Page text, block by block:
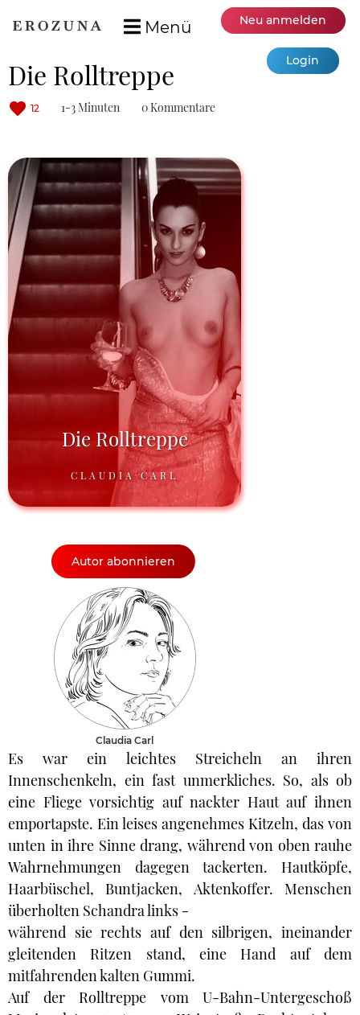
Menü Neu anmelden
Login
Die Rolltreppe
12 1-3 Minuten 0 Kommentare
Die Rolltreppe
CLAUDIA CARL
Autor abonnieren
Claudia Carl
Es war ein leichtes Streicheln an ihren
Innenschenkeln, ein fast unmerkliches. So, als ob
eine Fliege vorsichtig auf nackter Haut auf ihnen
emportapste. Ein leises angenehmes Kitzeln, das von
unten in ihre Sinne drang, während von oben rauhe
Wahrnehmungen dagegen tackerten. Hautköpfe,
Haarbüschel, Buntjacken, Aktenkoffer. Menschen
überholten Schandra links -
während sie rechts auf den silbrigen, ineinander
gleitenden Ritzen stand, eine Hand auf dem
mitfahrenden kalten Gummi.
Auf der Rolltreppe vom U-Bahn-Untergeschoß